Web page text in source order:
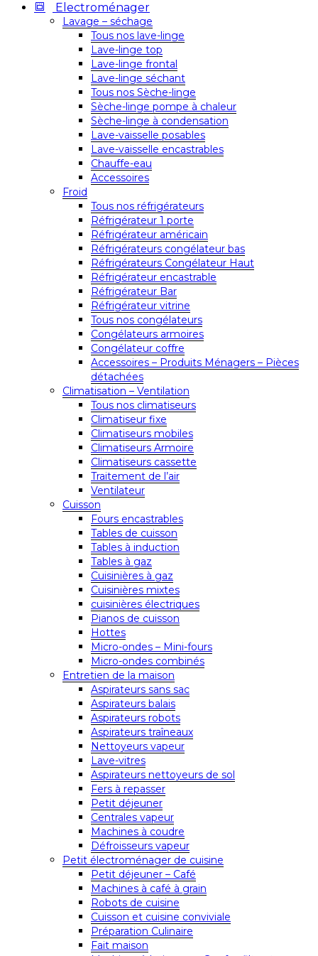
Electroménager
Lavage – séchage
Tous nos lave-linge
Lave-linge top
Lave-linge frontal
Lave-linge séchant
Tous nos Sèche-linge
Sèche-linge pompe à chaleur
Sèche-linge à condensation
Lave-vaisselle posables
Lave-vaisselle encastrables
Chauffe-eau
Accessoires
Froid
Tous nos réfrigérateurs
Réfrigérateur 1 porte
Réfrigérateur américain
Réfrigérateurs congélateur bas
Réfrigérateurs Congélateur Haut
Réfrigérateur encastrable
Réfrigérateur Bar
Réfrigérateur vitrine
Tous nos congélateurs
Congélateurs armoires
Congélateur coffre
Accessoires – Produits Ménagers – Pièces
détachées
Climatisation – Ventilation
Tous nos climatiseurs
Climatiseur fixe
Climatiseurs mobiles
Climatiseurs Armoire
Climatiseurs cassette
Traitement de l’air
Ventilateur
Cuisson
Fours encastrables
Tables de cuisson
Tables à induction
Tables à gaz
Cuisinières à gaz
Cuisinières mixtes
cuisinières électriques
Pianos de cuisson
Hottes
Micro-ondes – Mini-fours
Micro-ondes combinés
Entretien de la maison
Aspirateurs sans sac
Aspirateurs balais
Aspirateurs robots
Aspirateurs traîneaux
Nettoyeurs vapeur
Lave-vitres
Aspirateurs nettoyeurs de sol
Fers à repasser
Petit déjeuner
Centrales vapeur
Machines à coudre
Défroisseurs vapeur
Petit électroménager de cuisine
Petit déjeuner – Café
Machines à café à grain
Robots de cuisine
Cuisson et cuisine conviviale
Préparation Culinaire
Fait maison